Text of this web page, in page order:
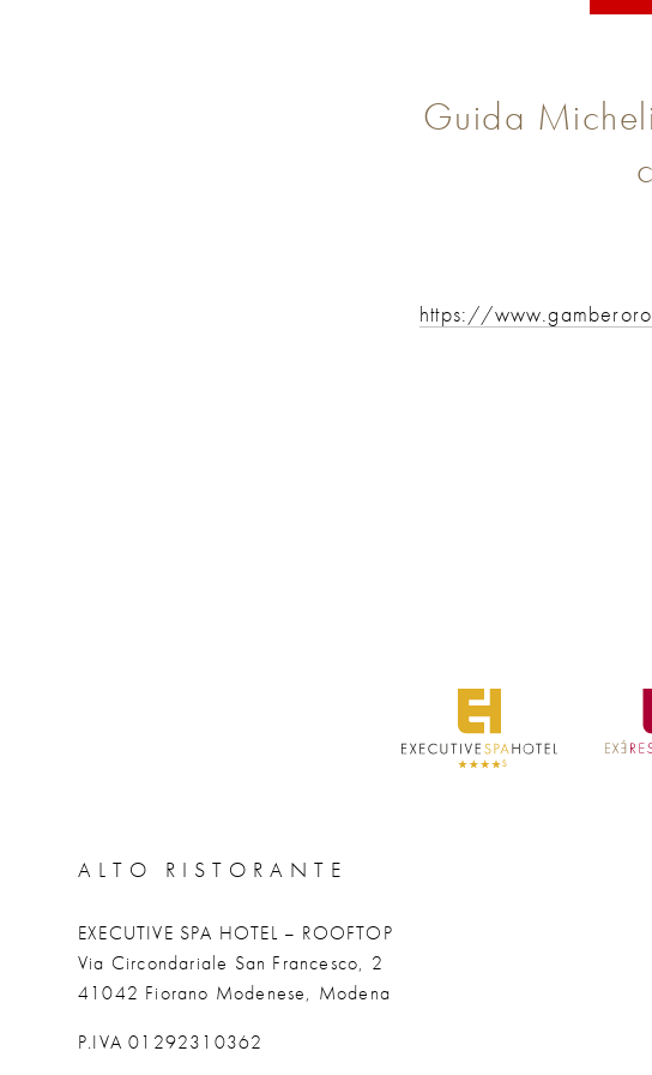
Guida
https://
ALTO RISTORANTE
EXECUTIVE SPA HOTEL – ROOFTOP
Via Circondariale San Francesco, 2
41042 Fiorano Modenese, Modena
P.IVA 01292310362